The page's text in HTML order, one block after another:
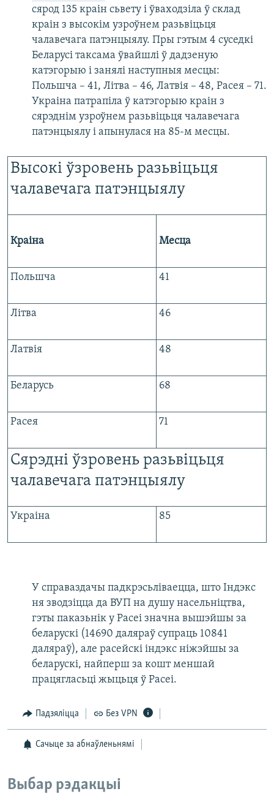
сярод 135 краін сьвету і ўваходзіла ў склад
краін з высокім узроўнем разьвіцьця
чалавечага патэнцыялу. Пры гэтым 4 суседкі
Беларусі таксама ўвайшлі ў дадзеную
катэгорыю і занялі наступныя месцы:
Польшча – 41, Літва – 46, Латвія – 48, Расея – 71.
Украіна патрапіла ў катэгорыю краін з
сярэднім узроўнем разьвіцьця чалавечага
патэнцыялу і апынулася на 85-м месцы.
Высокі ўзровень разьвіцьця
чалавечага патэнцыялу
Краіна Месца
Польшча 41
Літва 46
Латвія 48
Беларусь 68
Расея 71
Сярэдні ўзровень разьвіцьця
чалавечага патэнцыялу
Украіна 85
У справаздачы падкрэсьліваецца, што Індэкс
ня зводзіцца да ВУП на душу насельніцтва,
гэты паказьнік у Расеі значна вышэйшы за
беларускі (14690 даляраў супраць 10841
даляраў), але расейскі індэкс ніжэйшы за
беларускі, найперш за кошт меншай
працягласьці жыцьця ў Расеі.
Падзяліцца Без VPN
Сачыце за абнаўленьнямі
Выбар рэдакцыі